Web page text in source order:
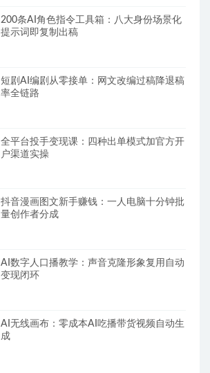
200条AI角色指令工具箱：八大身份场景化
提示词即复制出稿
短剧AI编剧从零接单：网文改编过稿降退稿
率全链路
全平台投手变现课：四种出单模式加官方开
户渠道实操
抖音漫画图文新手赚钱：一人电脑十分钟批
量创作者分成
AI数字人口播教学：声音克隆形象复用自动
变现闭环
AI无线画布：零成本AI吃播带货视频自动生
成